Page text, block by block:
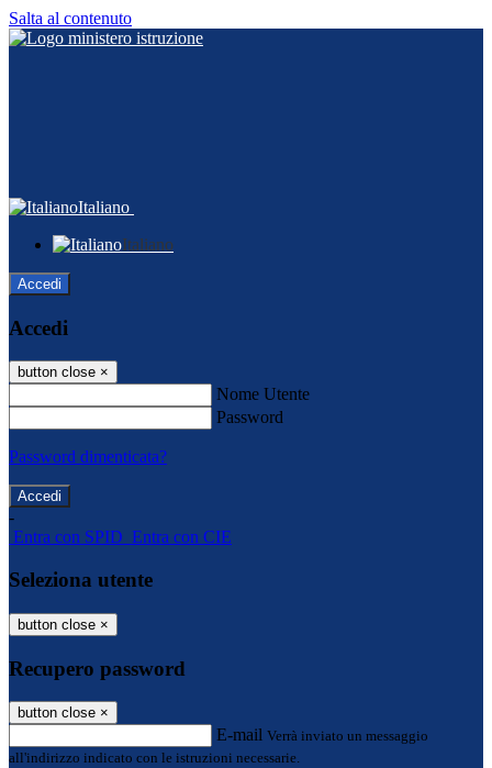
Salta al contenuto
Italiano
Italiano
Accedi
Accedi
button close ×
Nome Utente
Password
Password dimenticata?
-
Entra con SPID Entra con CIE
Seleziona utente
button close ×
Recupero password
button close ×
E-mail Verrà inviato un messaggio
all'indirizzo indicato con le istruzioni necessarie.